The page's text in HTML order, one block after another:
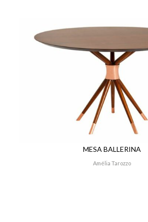
MESA BALLERINA
Amélia Tarozzo